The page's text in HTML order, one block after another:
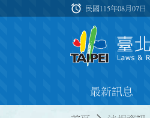
:::
alarm 民國115年08月07
最新訊息